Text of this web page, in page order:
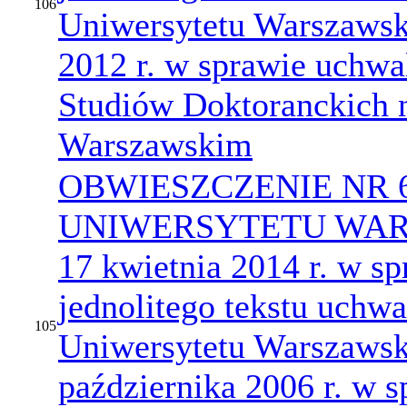
106
Uniwersytetu
2012 r. w sprawie
Studiów Doktoranckich
Warszawskim
105
OBWIESZCZENIE NR
UNIWERSYTETU
17 kwietnia 2014 r. w
jednolitego tekstu
Uniwersytetu
października 2006 r. w